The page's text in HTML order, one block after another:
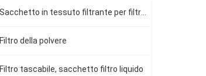
Filtro della polvere
Filtro tascabile, sacchetto filtro liquido